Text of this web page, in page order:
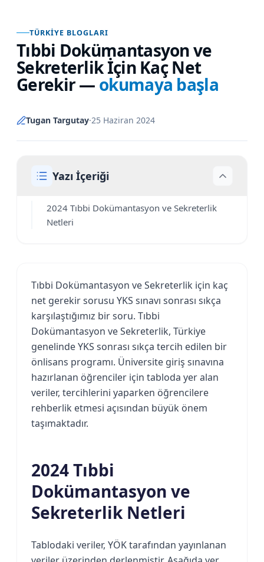
TÜRKIYE BLOGLARI
Tıbbi Dokümantasyon ve
Sekreterlik İçin Kaç Net
Gerekir— okumaya başla
Tugan Targutay·25 Haziran 2024
Yazı İçeriği
2024 Tıbbi Dokümantasyon ve Sekreterlik
Netleri
Tıbbi Dokümantasyon ve Sekreterlik için kaç
net gerekir sorusu YKS sınavı sonrası sıkça
karşılaştığımız bir soru. Tıbbi
Dokümantasyon ve Sekreterlik, Türkiye
genelinde YKS sonrası sıkça tercih edilen bir
önlisans programı. Üniversite giriş sınavına
hazırlanan öğrenciler için tabloda yer alan
veriler, tercihlerini yaparken öğrencilere
rehberlik etmesi açısından büyük önem
taşımaktadır.
2024 Tıbbi
Dokümantasyon ve
Sekreterlik Netleri
Tablodaki veriler, YÖK tarafından yayınlanan